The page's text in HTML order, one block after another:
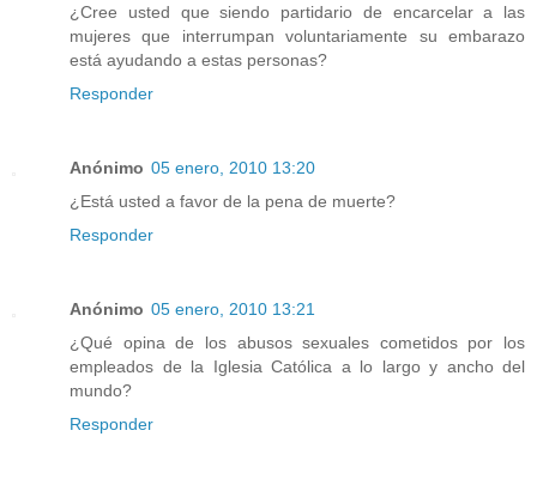
¿Cree usted que siendo partidario de encarcelar a las
mujeres que interrumpan voluntariamente su embarazo
está ayudando a estas personas?
Responder
Anónimo 05 enero, 2010 13:20
¿Está usted a favor de la pena de muerte?
Responder
Anónimo 05 enero, 2010 13:21
¿Qué opina de los abusos sexuales cometidos por los
empleados de la Iglesia Católica a lo largo y ancho del
mundo?
Responder